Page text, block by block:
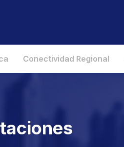
Conectividad Regional